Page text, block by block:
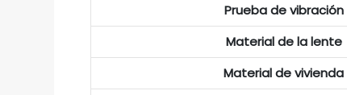
Prueba de vibración
Material de la lente
Material de vivienda